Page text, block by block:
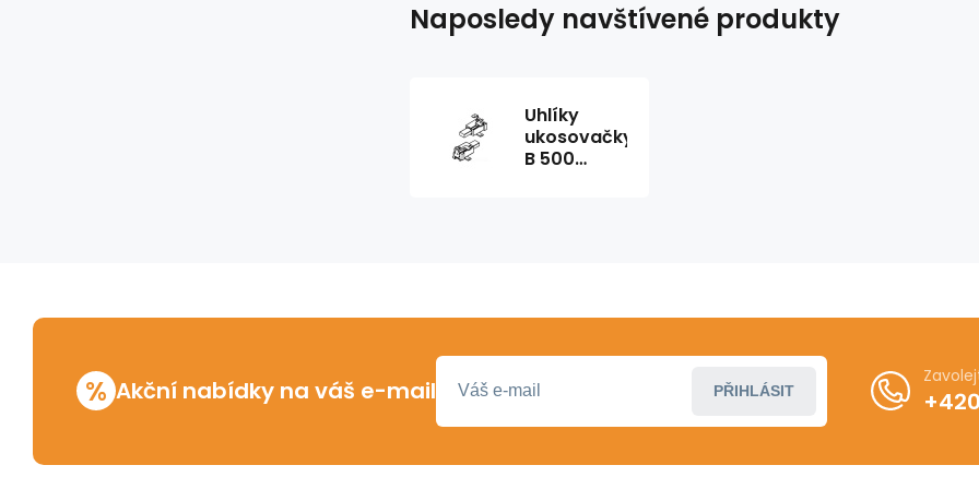
Naposledy navštívené produkty
Uhlíky
ukosovačky
B 500
% Akční nabídky na váš e-mail PŘIHLÁSIT